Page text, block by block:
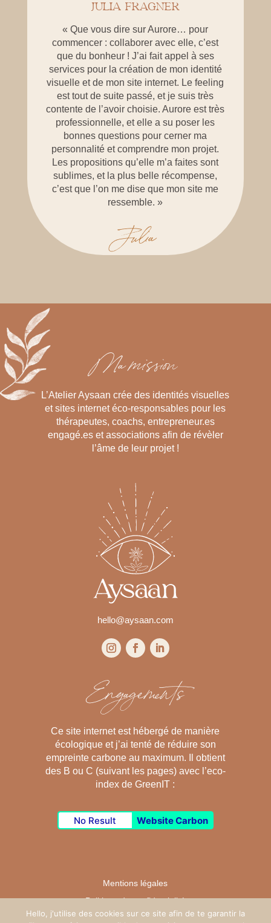
JULIA FRAGNER
« Que vous dire sur Aurore… pour
commencer : collaborer avec elle, c’est
que du bonheur ! J’ai fait appel à ses
services pour la création de mon identité
visuelle et de mon site internet. Le feeling
est tout de suite passé, et je suis très
contente de l’avoir choisie. Aurore est très
professionnelle, et elle a su poser les
bonnes questions pour cerner ma
personnalité et comprendre mon projet.
Les propositions qu’elle m’a faites sont
sublimes, et la plus belle récompense,
c’est que l’on me dise que mon site me
ressemble. »
Julia
Ma mission
L’Atelier Aysaan crée des identités visuelles
et sites internet éco-responsables pour les
thérapeutes, coachs, entrepreneur.es
engagé.es et associations afin de révèler
l’âme de leur projet !
hello@aysaan.com
Engagements
Ce site internet est hébergé de manière
écologique et j’ai tenté de réduire son
empreinte carbone au maximum. Il obtient
des B ou C (suivant les pages) avec l’eco-
index de GreenIT :
No Result Website Carbon
Mentions légales
Politique de confidentialité
CGV
Hello, j'utilise des cookies sur ce site afin de te garantir la